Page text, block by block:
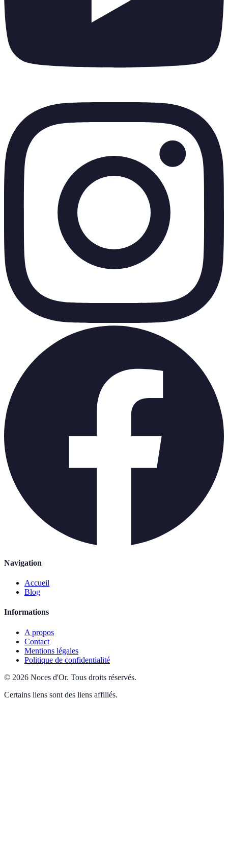
Navigation
Accueil
Blog
Informations
A propos
Contact
Mentions légales
Politique de confidentialité
© 2026 Noces d'Or. Tous droits réservés.
Certains liens sont des liens affiliés.